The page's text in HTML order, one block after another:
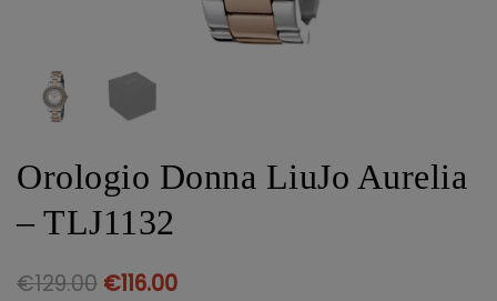
Orologio Donna LiuJo Aurelia
– TLJ1132
€129.00 €116.00